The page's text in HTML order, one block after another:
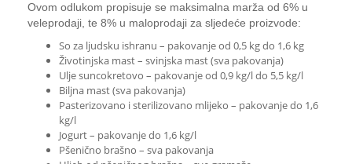
Ovom odlukom propisuje se maksimalna marža od 6% u
veleprodaji, te 8% u maloprodaji za sljedeće proizvode:
So za ljudsku ishranu – pakovanje od 0,5 kg do 1,6 kg
Životinjska mast – svinjska mast (sva pakovanja)
Ulje suncokretovo – pakovanje od 0,9 kg/l do 5,5 kg/l
Biljna mast (sva pakovanja)
Pasterizovano i sterilizovano mlijeko – pakovanje do 1,6
kg/l
Jogurt – pakovanje do 1,6 kg/l
Pšenično brašno – sva pakovanja